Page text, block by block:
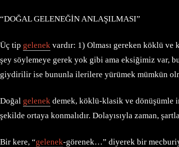
“DOĞAL GELENEĞİN ANLAŞILMASI”
Üç tip gelenek vardır: 1) Olması gereken köklü ve
şey söylemeye gerek yok gibi ama eksiğimiz var,
giydirilir ise bununla ilerilere yürümek mümkün
Doğal gelenek demek, köklü-klasik ve dönüşümle
şekilde ortaya konmalıdır. Dolayısıyla zaman,
Bir kere, “gelenek-görenek…” diyerek bir